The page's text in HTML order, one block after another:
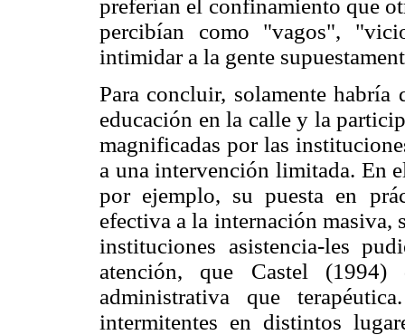
preferían el confinamiento que
percibían como "vagos",
intimidar a la gente
Para concluir, solamente habría
educación en la calle y la
magnificadas por las
a una intervención limitada. En
por ejemplo, su puesta en
efectiva a la internación masiva,
instituciones asistencia-les
atención, que Castel (1994)
administrativa que
intermitentes en distintos